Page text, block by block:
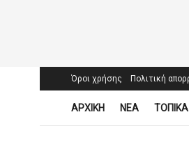
Όροι χρήσης Πολιτική
ΑΡΧΙΚΗ ΝΕΑ ΤΟΠΙΚΑ